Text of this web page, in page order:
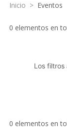
Inicio > Eventos
0 elementos en
Los filtros
0 elementos en